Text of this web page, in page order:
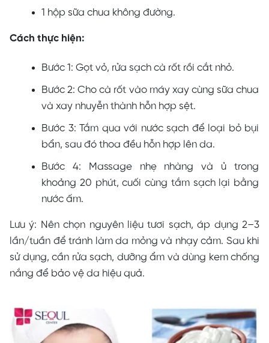
1 hộp sữa chua không đường.
Cách thực hiện:
Bước 1: Gọt vỏ, rửa sạch cà rốt rồi cắt nhỏ.
Bước 2: Cho cà rốt vào máy xay cùng sữa chua
và xay nhuyễn thành hỗn hợp sệt.
Bước 3: Tắm qua với nước sạch để loại bỏ bụi
bẩn, sau đó thoa đều hỗn hợp lên da.
Bước 4: Massage nhẹ nhàng và ủ trong
khoảng 20 phút, cuối cùng tắm sạch lại bằng
nước ấm.
Lưu ý: Nên chọn nguyên liệu tươi sạch, áp dụng 2–3
lần/tuần để tránh làm da mỏng và nhạy cảm. Sau khi
sử dụng, cần rửa sạch, dưỡng ẩm và dùng kem chống
nắng để bảo vệ da hiệu quả.